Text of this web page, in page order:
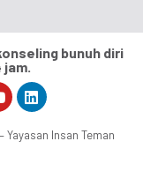
bunuh diri
Yayasan Insan Teman